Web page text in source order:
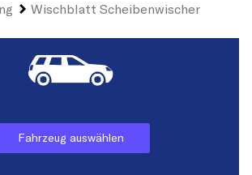
Wischblatt Scheibenwischer
Fahrzeug auswählen